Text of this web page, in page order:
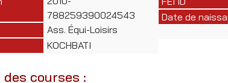
788259390024543
Ass. Équi-Loisirs
KOCHBATI
Date de
courses :